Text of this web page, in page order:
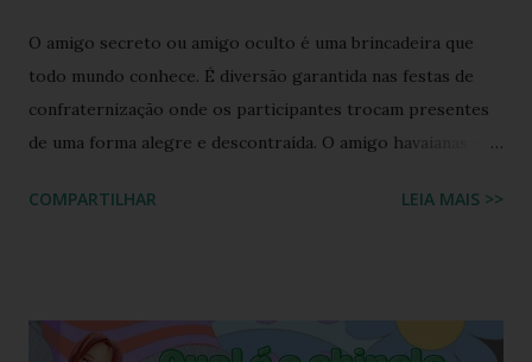
O amigo secreto ou amigo oculto é uma brincadeira que
todo mundo conhece. É diversão garantida nas festas de
confraternização onde os participantes trocam presentes
de uma forma alegre e descontraída. O amigo havaianas é
participantes trocam exclusivamente sandálias havaianas
o amigo havaianas acontece no final do ano para
COMPARTILHAR LEIA MAIS >>